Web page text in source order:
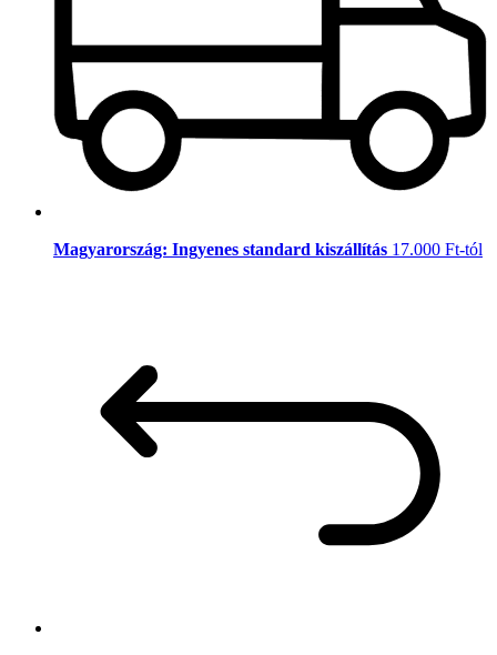
Magyarország: Ingyenes standard kiszállítás 17.000 Ft-tól